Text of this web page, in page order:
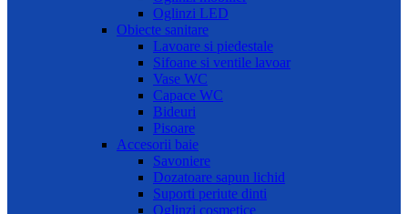
Oglinzi LED
Obiecte sanitare
Lavoare si piedestale
Sifoane si ventile lavoar
Vase WC
Capace WC
Bideuri
Pisoare
Accesorii baie
Savoniere
Dozatoare sapun lichid
Suporti periute dinti
Oglinzi cosmetice